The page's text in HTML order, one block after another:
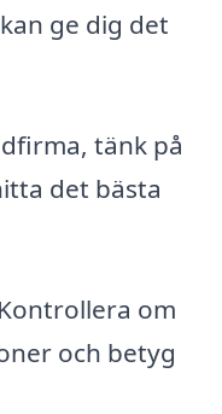
ge dig det
tänk på
det bästa
Kontrollera om
och betyg